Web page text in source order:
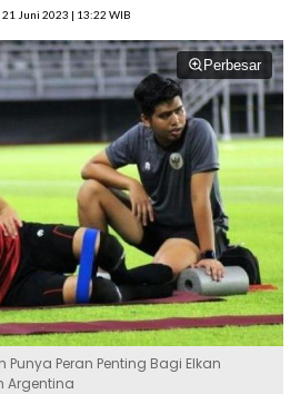
21 Juni 2023 | 13:22 WIB
Perbesar
Punya Peran Penting Bagi Elkan
Argentina